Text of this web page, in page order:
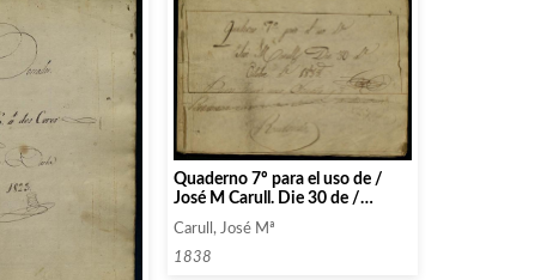
Quaderno 7º para el uso de /
José M Carull. Die 30 de /
Octubre de 1838
Carull, José Mª
1838